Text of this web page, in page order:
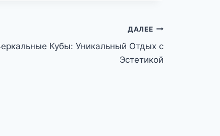
ДАЛЕЕ
Кубы: Уникальный Отдых с
Эстетикой